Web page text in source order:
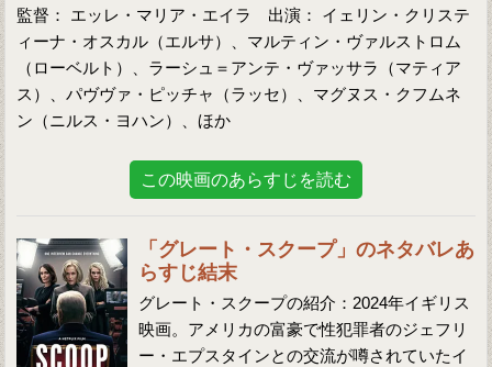
監督： エッレ・マリア・エイラ 出演： イェリン・クリステ
ィーナ・オスカル（エルサ）、マルティン・ヴァルストロム
（ローベルト）、ラーシュ＝アンテ・ヴァッサラ（マティア
ス）、パヴヴァ・ピッチャ（ラッセ）、マグヌス・クフムネ
ン（ニルス・ヨハン）、ほか
この映画のあらすじを読む
「グレート・スクープ」のネタバレあ
らすじ結末
グレート・スクープの紹介：2024年イギリス
映画。アメリカの富豪で性犯罪者のジェフリ
ー・エプスタインとの交流が噂されていたイ